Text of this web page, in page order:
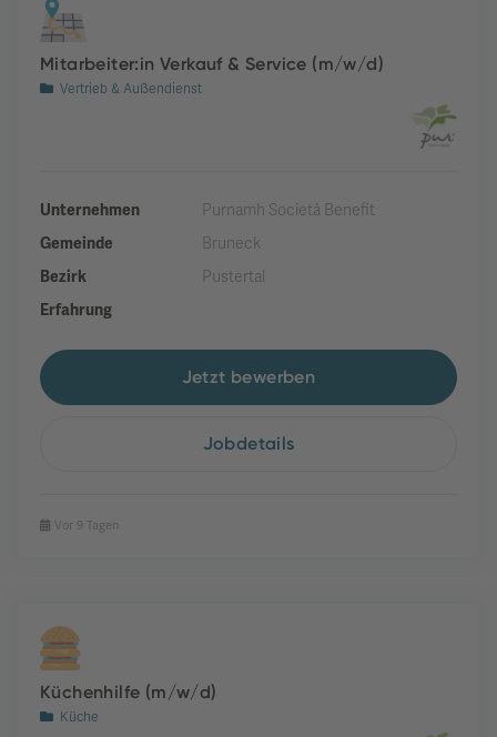
Mitarbeiter:in Verkauf & Service (m/w/d)
Vertrieb & Außendienst
Unternehmen
Purnamh Società Benefit
Gemeinde
Bruneck
Bezirk
Pustertal
Erfahrung
Jetzt bewerben
Jobdetails
Vor 9 Tagen
Küchenhilfe (m/w/d)
Küche